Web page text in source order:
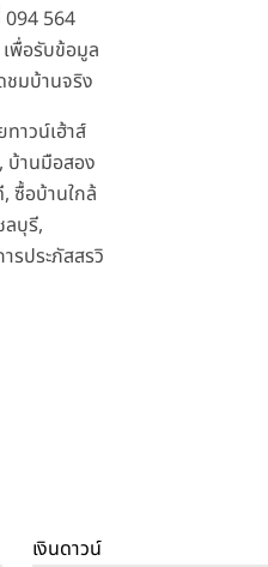
564
พื่อรับข้อมูล
ชมบ้านจริง
าวน์เฮ้าส์
บ้านมือสอง
, ซื้อบ้านใกล้
ลบุรี,
รประภัสสรวิ
เงินดาวน์